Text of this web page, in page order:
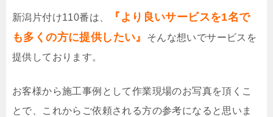
新潟片付け110番は、
『より良いサービスを1名で
も多くの方に提供したい』
そんな想いでサービスを
提供しております。
お客様から施工事例として作業現場のお写真を頂くこ
とで、これからご依頼される方の参考になると思いま